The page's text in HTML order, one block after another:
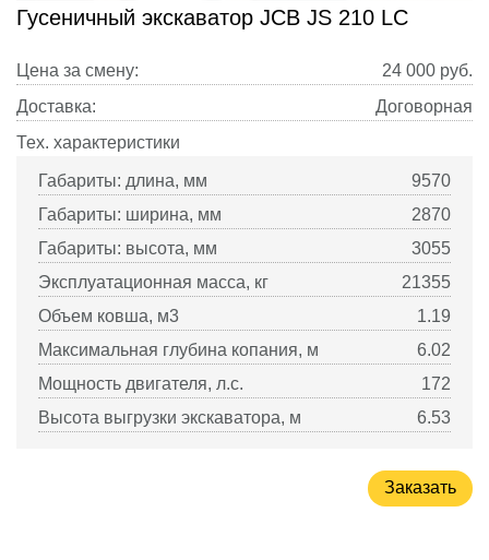
Гусеничный экскаватор JCB JS 210 LC
Цена за смену: 24 000 руб.
Доставка:
Договорная
Тех. характеристики
Габариты: длина, мм
9570
Габариты: ширина, мм
2870
Габариты: высота, мм
3055
Эксплуатационная масса, кг
21355
Объем ковша, м3
1.19
Максимальная глубина копания, м
6.02
Мощность двигателя, л.с.
172
Высота выгрузки экскаватора, м
6.53
Заказать